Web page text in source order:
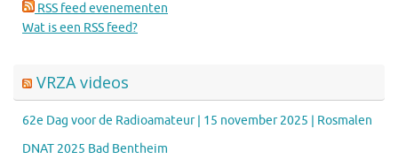
RSS feed evenementen
Wat is een RSS feed?
VRZA videos
62e Dag voor de Radioamateur | 15 november 2025 | Rosmalen
DNAT 2025 Bad Bentheim